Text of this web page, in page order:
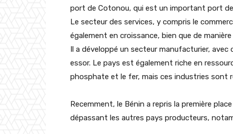
port de Cotonou, qui est un important port
Le secteur des services, y compris le
également en croissance, bien que de manière
Il a développé un secteur manufacturier,
essor. Le pays est également riche en
phosphate et le fer, mais ces industries sont
Recemment, le Bénin a repris la première
dépassant les autres pays producteurs,